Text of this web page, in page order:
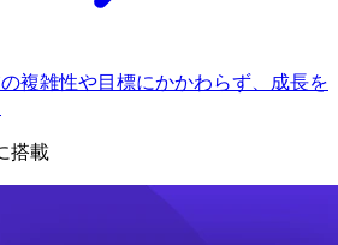
複雑性や目標にかかわらず、成長を
搭載